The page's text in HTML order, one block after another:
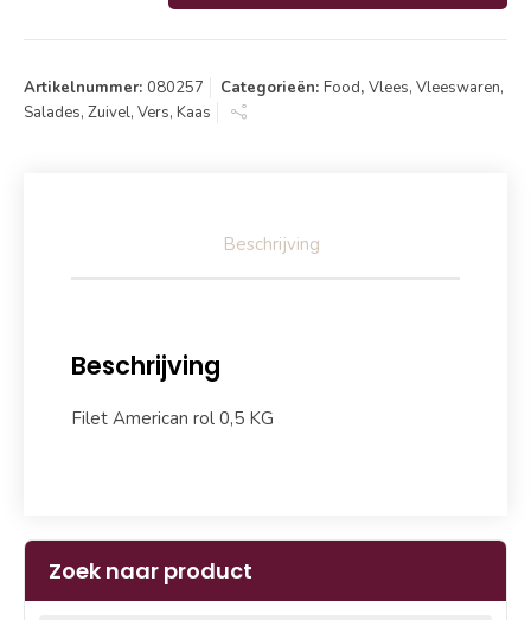
Artikelnummer: 080257 Categorieën: Food, Vlees, Vleeswaren,
Salades, Zuivel, Vers, Kaas
Beschrijving
Beschrijving
Filet American rol 0,5 KG
Zoek naar product